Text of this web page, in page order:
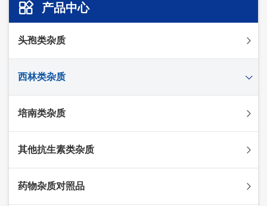
产品中心
头孢类杂质
头孢唑林杂质
头孢他啶杂质
西林类杂质
苯唑西林杂质
替卡西林杂质
培南类杂质
多立培南杂质
其他抗生素类杂质
药物杂质对照品